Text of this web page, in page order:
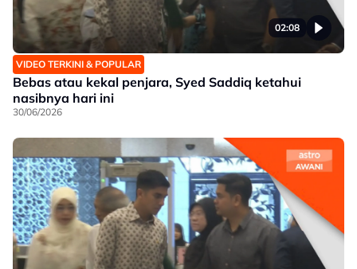
02:08
VIDEO TERKINI & POPULAR
Bebas atau kekal penjara, Syed Saddiq ketahui
nasibnya hari ini
30/06/2026